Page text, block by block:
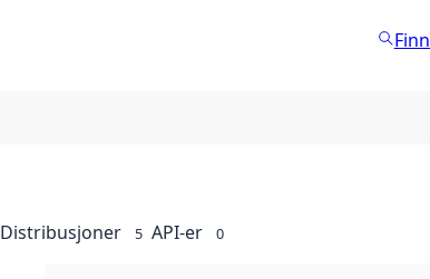
Distribusjoner 5 API-er 0